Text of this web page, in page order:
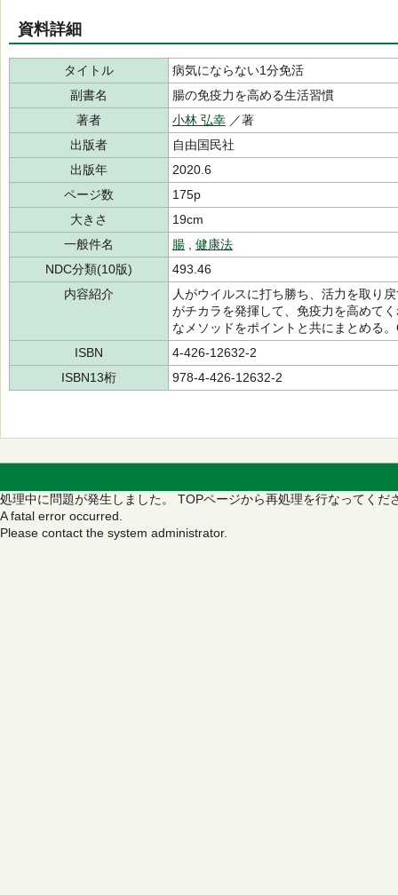
資料詳細
タイトル
病気にならない1分免活
副書名
腸の免疫力を高める生活習慣
著者
小林 弘幸 ／著
出版者
自由国民社
出版年
2020.6
ページ数
175p
大きさ
19cm
一般件名
腸
健康法
NDC分類(10版)
493.46
内容紹介
人がウイルスに打ち勝ち、活力を取り
がチカラを発揮して、免疫力を高めて
なメソッドをポイントと共にまとめる
ISBN
4-426-12632-2
ISBN13桁
978-4-426-12632-2
処理中に問題が発生しました。 TOPページから再処理を行なってくだ
A fatal error occurred.
Please contact the system administrator.